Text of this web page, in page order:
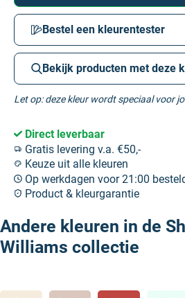
Bestel een kleurentester
Bekijk producten met deze
Let op: deze kleur wordt speciaal voor
Direct leverbaar
Gratis levering v.a. €50,-
Keuze uit alle kleuren
Op werkdagen voor 21:00
Product & kleurgarantie
Andere kleuren in de
Williams collectie